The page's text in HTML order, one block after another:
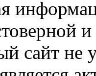
сайт не